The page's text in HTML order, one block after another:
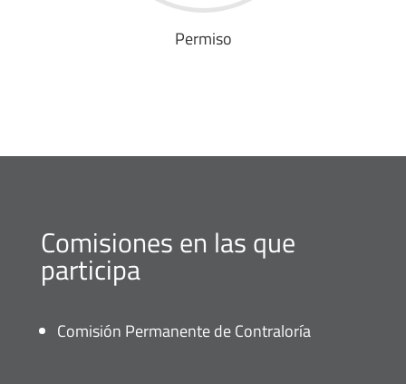
Permiso
Comisiones en las que
participa
Comisión Permanente de Contraloría